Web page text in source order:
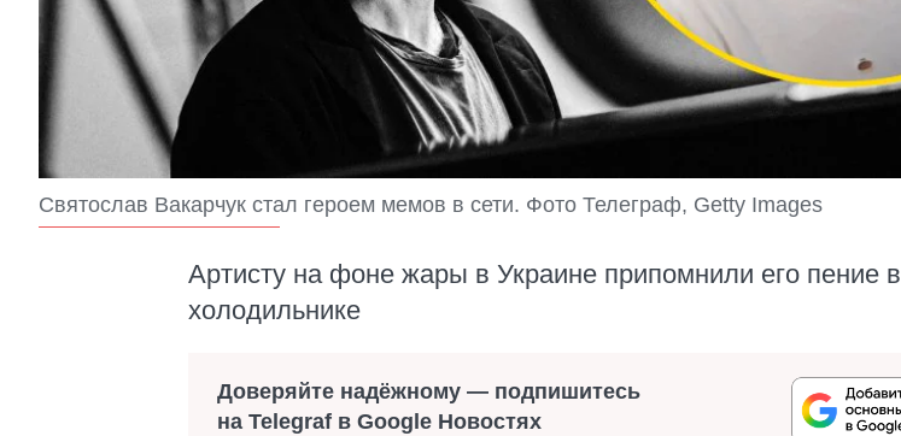
Святослав Вакарчук стал героем мемов в сети. Фото Телеграф, Getty Images
Артисту на фоне жары в Украине припомнили его пение в
холодильнике
Доверяйте надёжному — подпишитесь
на Telegraf в Google Новостях